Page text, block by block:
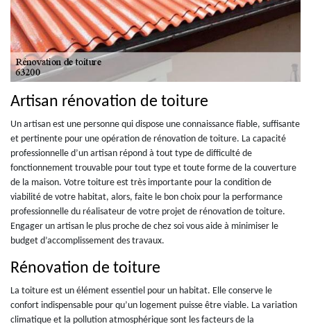
Artisan rénovation de toiture
Un artisan est une personne qui dispose une connaissance fiable, suffisante
et pertinente pour une opération de rénovation de toiture. La capacité
professionnelle d’un artisan répond à tout type de difficulté de
fonctionnement trouvable pour tout type et toute forme de la couverture
de la maison. Votre toiture est très importante pour la condition de
viabilité de votre habitat, alors, faite le bon choix pour la performance
professionnelle du réalisateur de votre projet de rénovation de toiture.
Engager un artisan le plus proche de chez soi vous aide à minimiser le
budget d’accomplissement des travaux.
Rénovation de toiture
La toiture est un élément essentiel pour un habitat. Elle conserve le
confort indispensable pour qu’un logement puisse être viable. La variation
climatique et la pollution atmosphérique sont les facteurs de la